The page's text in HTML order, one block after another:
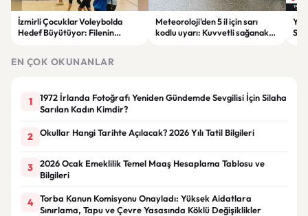
İzmirli Çocuklar Voleybolda
Hedef Büyütüyor: Filenin
Meteoroloji'den 5 il için sarı
kodlu uyarı: Kuvvetli sağanak
EN ÇOK OKUNANLAR
1
1972 İrlanda Fotoğrafı Yeniden Gündemde Sevgilisi İçin Silaha
Sarılan Kadın Kimdir?
2 Okullar Hangi Tarihte Açılacak? 2026 Yılı Tatil Bilgileri
3
2026 Ocak Emeklilik Temel Maaş Hesaplama Tablosu ve
Bilgileri
4
Torba Kanun Komisyonu Onayladı: Yüksek Aidatlara
Sınırlama, Tapu ve Çevre Yasasında Köklü Değişiklikler